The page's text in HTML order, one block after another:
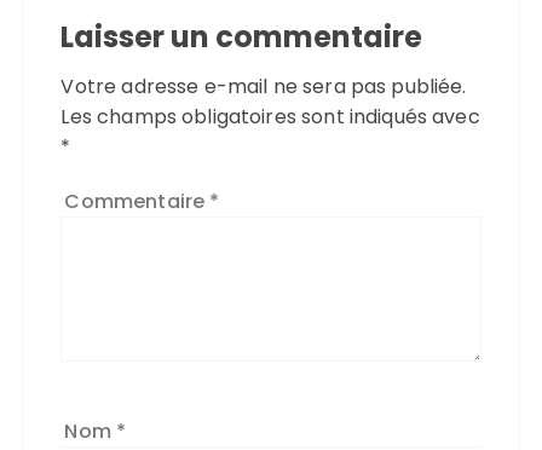
Laisser un commentaire
Votre adresse e-mail ne sera pas publiée.
Les champs obligatoires sont indiqués avec
*
Commentaire *
Nom *